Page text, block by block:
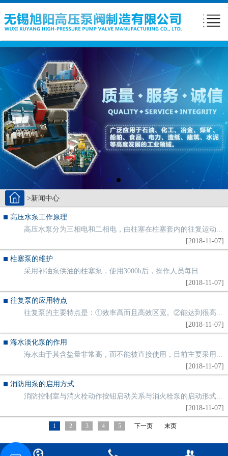
>新闻中心
高压水泵工作原理
高压水泵分为三相电和二相电，由柱塞在柱塞套内的往复运动...
[2018-11-07]
柱塞泵的维护
采用补油泵供油的柱塞泵，使用3000h后，操作人员每日...
[2018-11-07]
往复泵的应用特点
往复泵的主要特点是：①效率高而且高效区宽。②能达到很高...
[2018-11-07]
海水淡化泵的作用
海水由于其含盐量非常高，而不能被直接使用，目前主要采用...
[2018-11-07]
消防用泵的启用方式
消防控制室与消火栓动作按钮启动关系与消火栓泵的启动形式...
[2018-11-07]
1 2 3 4 5 下一页 末页